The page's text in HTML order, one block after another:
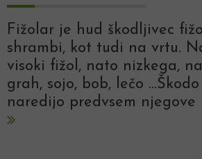
Fižolar je hud škodljivec
shrambi, kot tudi na vrtu.
visoki fižol, nato nizkega,
grah, sojo, bob, lečo
naredijo predvsem njegove